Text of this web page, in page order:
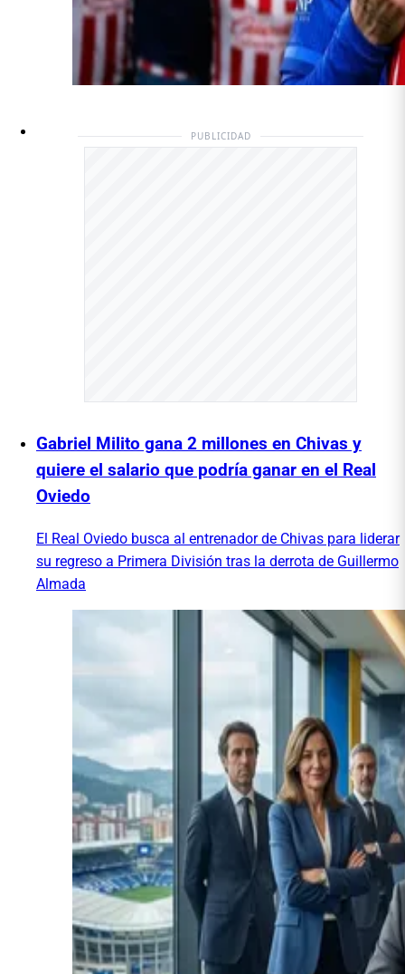
PUBLICIDAD
Gabriel Milito gana 2 millones en Chivas y
quiere el salario que podría ganar en el Real
Oviedo
El Real Oviedo busca al entrenador de Chivas para liderar
su regreso a Primera División tras la derrota de Guillermo
Almada